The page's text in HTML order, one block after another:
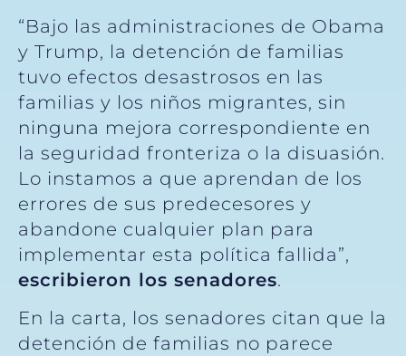
“Bajo las administraciones de Obama
y Trump, la detención de familias
tuvo efectos desastrosos en las
familias y los niños migrantes, sin
ninguna mejora correspondiente en
la seguridad fronteriza o la disuasión.
Lo instamos a que aprendan de los
errores de sus predecesores y
abandone cualquier plan para
implementar esta política fallida”,
escribieron los senadores.
En la carta, los senadores citan que la
detención de familias no parece